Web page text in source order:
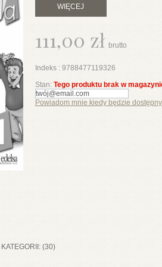
WIĘCEJ
111,00 zł brutto
Indeks : 9788477119326
Stan: Tego produktu brak w
Powiadom mnie kiedy będzie dostępny
(30)